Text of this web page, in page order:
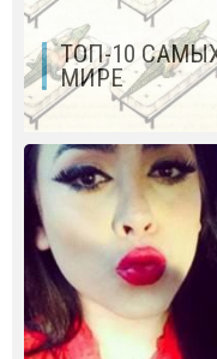
ТОП-10
МИРЕ